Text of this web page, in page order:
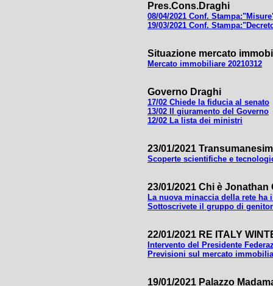
Pres.Cons.Draghi
08/04/2021 Conf.
19/03/2021 Conf.
Situazione mercato
Mercato immobiliare 20210312
Governo Draghi
17/02 Chiede la fiducia al senato
13/02 Il giuramento del Governo
12/02 La lista dei ministri
23/01/2021
Scoperte scientifiche e
23/01/2021 Chi è Jonathan
La nuova minaccia della rete
Sottoscrivete il gruppo di
22/01/2021 RE ITALY
Intervento del Presidente
Previsioni sul mercato
19/01/2021 Palazzo